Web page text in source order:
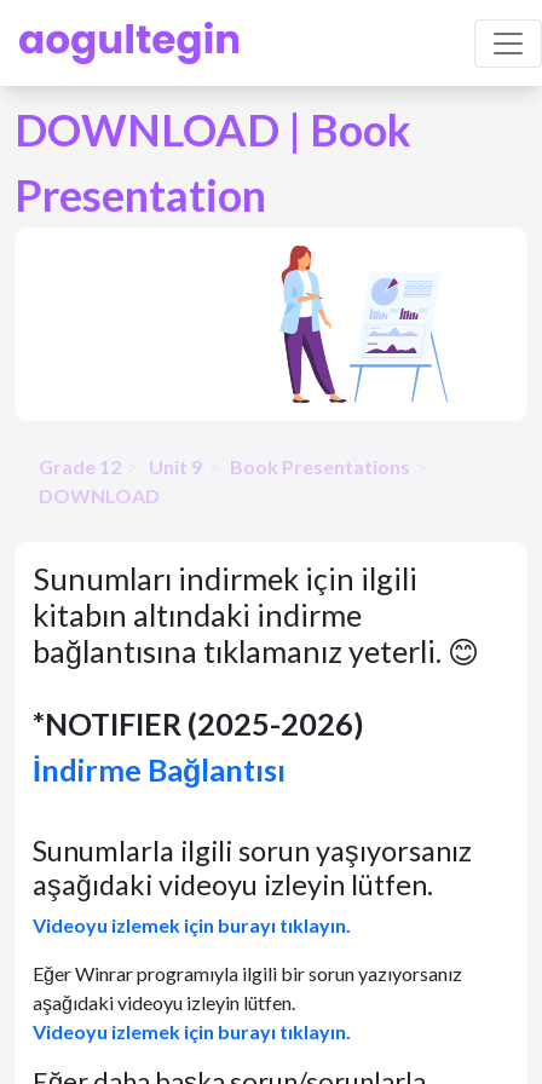
DOWNLOAD | Book
Presentation
Grade 12 Unit 9
Book Presentations
DOWNLOAD
Sunumları indirmek için ilgili
kitabın altındaki indirme
bağlantısına tıklamanız yeterli. 😊
*NOTIFIER (2025-2026)
İndirme Bağlantısı
Sunumlarla ilgili sorun yaşıyorsanız
aşağıdaki videoyu izleyin lütfen.
Videoyu izlemek için burayı tıklayın.
Eğer Winrar programıyla ilgili bir sorun yazıyorsanız
aşağıdaki videoyu izleyin lütfen.
Videoyu izlemek için burayı tıklayın.